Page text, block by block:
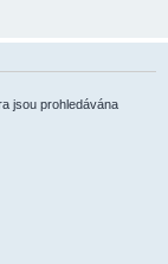
jsou prohledávána